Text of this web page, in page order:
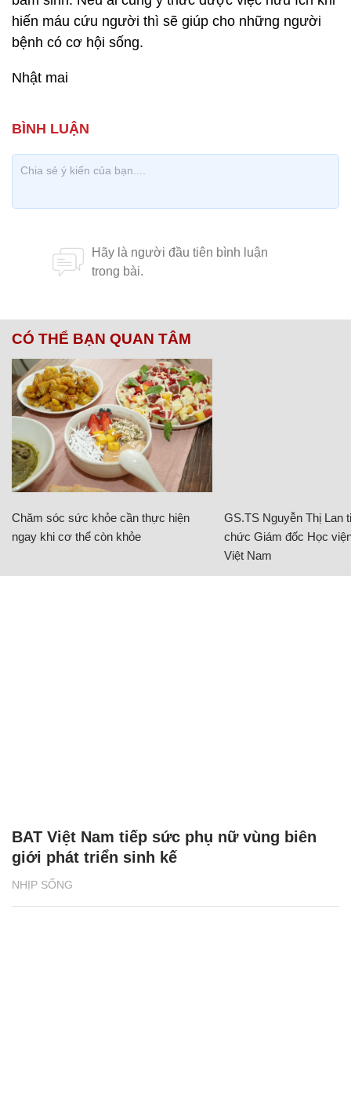
hiến máu cứu người thì sẽ giúp cho những người
bệnh có cơ hội sống.
Nhật mai
CÓ THỂ BẠN QUAN TÂM
Chăm sóc sức khỏe cần thực hiện
ngay khi cơ thể còn khỏe
GS.TS Nguyễn Thị Lan
chức Giám đốc Học
Việt Nam
NHỊP SỐNG
BAT Việt Nam tiếp sức phụ nữ vùng biên
giới phát triển sinh kế